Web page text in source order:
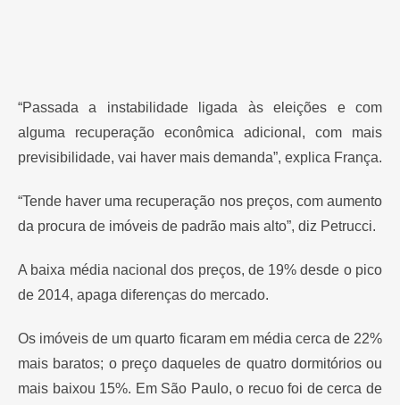
“Passada a instabilidade ligada às eleições e com
alguma recuperação econômica adicional, com mais
previsibilidade, vai haver mais demanda”, explica França.
“Tende haver uma recuperação nos preços, com aumento
da procura de imóveis de padrão mais alto”, diz Petrucci.
A baixa média nacional dos preços, de 19% desde o pico
de 2014, apaga diferenças do mercado.
Os imóveis de um quarto ficaram em média cerca de 22%
mais baratos; o preço daqueles de quatro dormitórios ou
mais baixou 15%. Em São Paulo, o recuo foi de cerca de